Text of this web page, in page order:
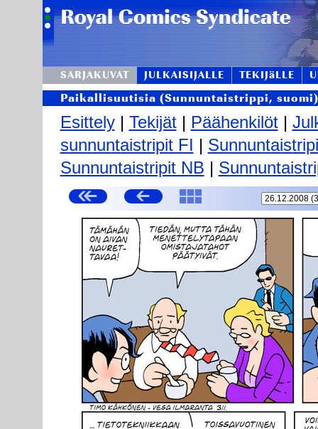
SARJAKUVAT JULKAISIJALLE TEKIJäLLE
Paikallisuutisia (Sunnuntaistrippi, suomi)
Esittely| Tekijät| Päähenkilöt|
sunnuntaistripit FI |
Sunnuntaistripit NB |